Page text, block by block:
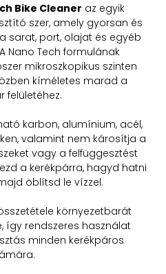
Bike Cleaner az egyik
szer, amely gyorsan és
sarat, port, olajat és egyéb
Nano Tech formulának
mikroszkopikus szinten
kíméletes marad a
felületéhez.
karbon, alumínium, acél,
valamint nem károsítja a
vagy a felfüggesztést
a kerékpárra, hagyd hatni
öblítsd le vízzel.
környezetbarát
így rendszeres használat
minden kerékpáros